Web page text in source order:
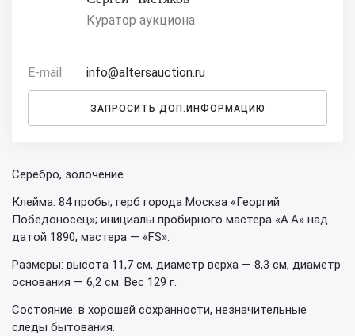
Куратор аукциона
E-mail: info@altersauction.ru
ЗАПРОСИТЬ ДОП.ИНФОРМАЦИЮ
Серебро, золочение.
Клейма: 84 пробы; герб города Москва «Георгий
Победоносец»; инициалы пробирного мастера «А.А» над
датой 1890, мастера — «FS».
Размеры: высота 11,7 см, диаметр верха — 8,3 см, диаметр
основания — 6,2 см. Вес 129 г.
Состояние: в хорошей сохранности, незначительные
следы бытования.